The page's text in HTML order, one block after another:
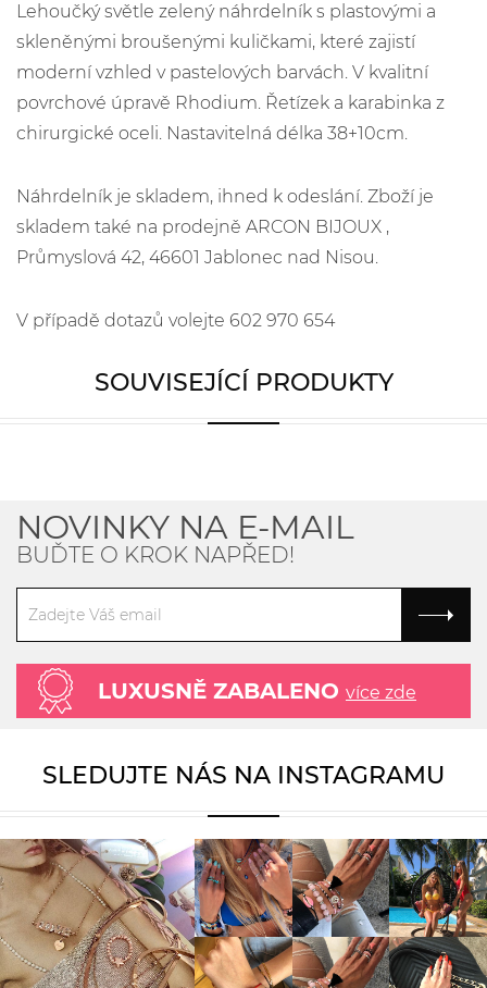
Lehoučký světle zelený náhrdelník s plastovými a
skleněnými broušenými kuličkami, které zajistí
moderní vzhled v pastelových barvách. V kvalitní
povrchové úpravě Rhodium. Řetízek a karabinka z
chirurgické oceli. Nastavitelná délka 38+10cm.
Náhrdelník je skladem, ihned k odeslání. Zboží je
skladem také na prodejně ARCON BIJOUX ,
Průmyslová 42, 46601 Jablonec nad Nisou.
V případě dotazů volejte 602 970 654
SOUVISEJÍCÍ PRODUKTY
NOVINKY NA E-MAIL
BUĎTE O KROK NAPŘED!
LUXUSNĚ ZABALENO více zde
SLEDUJTE NÁS NA INSTAGRAMU